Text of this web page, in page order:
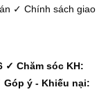
✓ Chính sách giao
✓ Chăm sóc KH:
Góp ý - Khiếu nại: